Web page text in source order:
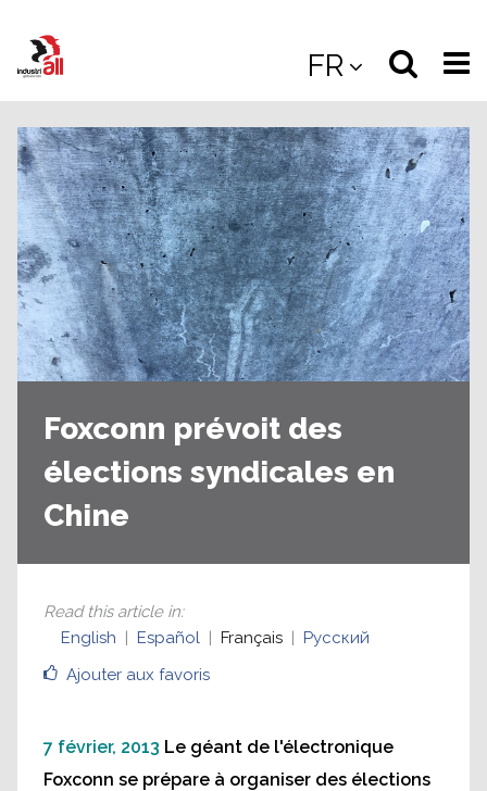
main
FR
Select
the
site
Foxconn prévoit des
élections syndicales en
Chine
Ajouter aux favoris
Read this article in:
English
Español Français Русский
7 février, 2013 Le géant de l'électronique
Foxconn se prépare à organiser des élections